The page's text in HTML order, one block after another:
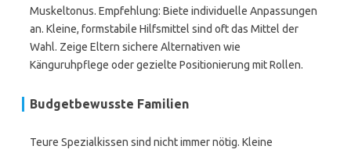
Muskeltonus. Empfehlung: Biete individuelle Anpassungen
an. Kleine, formstabile Hilfsmittel sind oft das Mittel der
Wahl. Zeige Eltern sichere Alternativen wie
Känguruhpflege oder gezielte Positionierung mit Rollen.
Budgetbewusste Familien
Teure Spezialkissen sind nicht immer nötig. Kleine